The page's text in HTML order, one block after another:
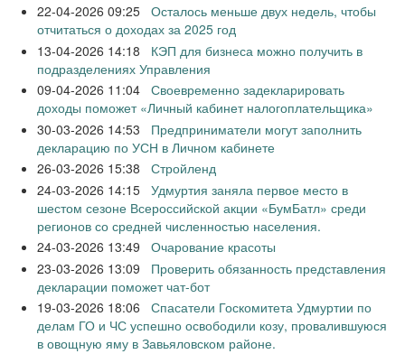
22-04-2026 09:25 Осталось меньше двух недель, чтобы
отчитаться о доходах за 2025 год
13-04-2026 14:18
КЭП для бизнеса можно получить в
подразделениях Управления
09-04-2026 11:04 Своевременно задекларировать
доходы поможет «Личный кабинет налогоплательщика»
30-03-2026 14:53
Предприниматели могут заполнить
декларацию по УСН в Личном кабинете
26-03-2026 15:38
Стройленд
24-03-2026 14:15 Удмуртия заняла первое место в
шестом сезоне Всероссийской акции «БумБатл» среди
регионов со средней численностью населения.
24-03-2026 13:49
Очарование красоты
23-03-2026 13:09
Проверить обязанность представления
декларации поможет чат-бот
19-03-2026 18:06
Спасатели Госкомитета Удмуртии по
делам ГО и ЧС успешно освободили козу, провалившуюся
в овощную яму в Завьяловском районе.